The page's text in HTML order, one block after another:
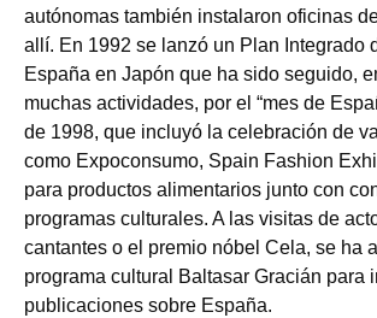
autónomas también instalaron oficinas
allí. En 1992 se lanzó un Plan Integrado
España en Japón que ha sido seguido,
muchas actividades, por el “mes de
de 1998, que incluyó la celebración de
como Expoconsumo, Spain Fashion
para productos alimentarios junto con
programas culturales. A las visitas de
cantantes o el premio nóbel Cela, se ha
programa cultural Baltasar Gracián para
publicaciones sobre España.